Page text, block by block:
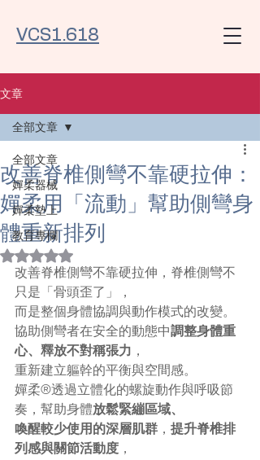
VCS1.618
文章
全部文章
嬋柔器械
嬋柔墊上
教育專欄
全部文章
改善脊椎側彎不靠硬拉伸：
嬋柔用「流動」幫助側彎身
體重新排列
評等為 NaN（最高為 5 顆星）。
改善脊椎側彎不靠硬拉伸，脊椎側彎不
只是「骨頭歪了」，
而是整個身體協調與動作模式的改變。
協助側彎者在安全的動態中調整身體重
心、釋放不對稱張力 ，
重新建立軀幹的平衡與空間感。
嬋柔®透過立體化的螺旋動作與呼吸節
奏，幫助身體放鬆緊繃區域、
喚醒較少使用的深層肌群 ， 提升脊椎排
列感與關節活動度 ，